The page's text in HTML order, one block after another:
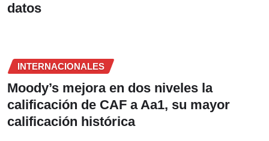
datos
INTERNACIONALES
Moody’s mejora en dos niveles la
calificación de CAF a Aa1, su mayor
calificación histórica